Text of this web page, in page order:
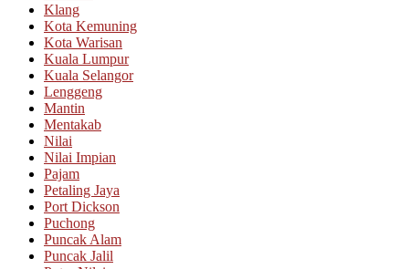
Klang
Kota Kemuning
Kota Warisan
Kuala Lumpur
Kuala Selangor
Lenggeng
Mantin
Mentakab
Nilai
Nilai Impian
Pajam
Petaling Jaya
Port Dickson
Puchong
Puncak Alam
Puncak Jalil